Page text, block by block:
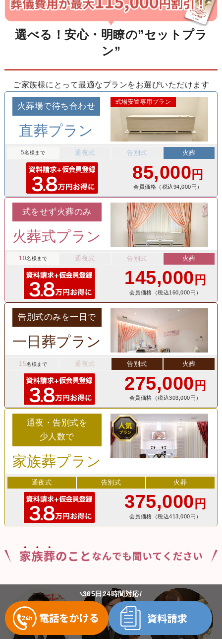
選べる！安心・明瞭の”セットプラ
ン”
ご家族様にとって最適なプランをお選びいただけます
火葬場で待ち合わせ
直葬プラン
式場安置専用プラン
5名様まで 通夜式 告別式 火葬
85,000 円
会員価格（税込94,000円）
式をせず火葬のみ
火葬式プラン
10名様まで 通夜式 告別式 火葬
145,000 円
会員価格（税込160,000円）
告別式のみを一日で
一日葬プラン
15名様まで 通夜式 告別式 火葬
275,000 円
会員価格（税込303,000円）
通夜・告別式を
少人数で
家族葬プラン
通夜式 告別式 火葬
375,000 円
会員価格（税込413,000円）
365日24時間対応